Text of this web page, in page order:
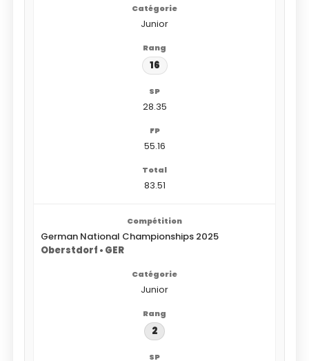
Junior
16
28.35
55.16
83.51
German National Championships 2025
Oberstdorf • GER
Junior
2